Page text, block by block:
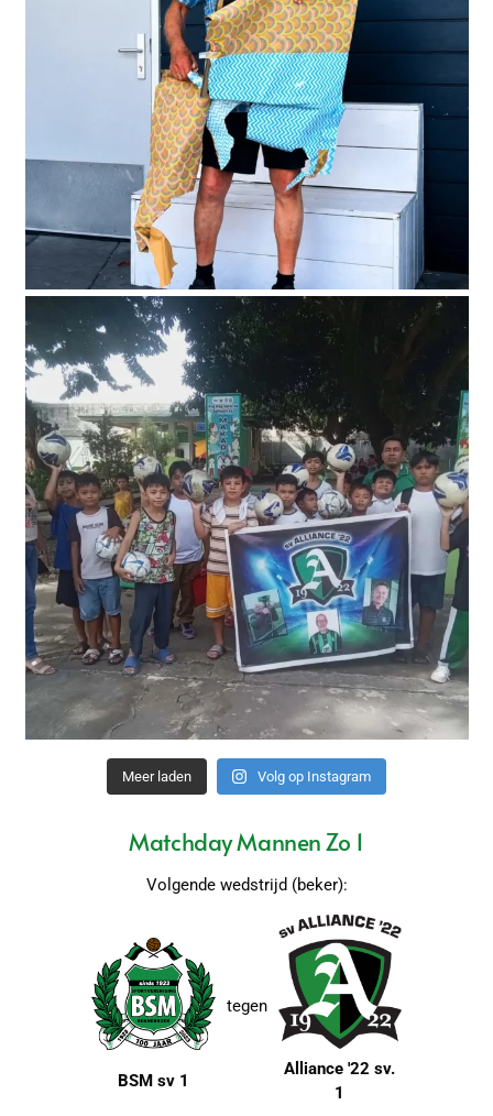
Meer laden Volg op Instagram
Matchday Mannen Zo 1
Volgende wedstrijd (beker):
BSM sv 1
tegen
Alliance '22 sv.
1